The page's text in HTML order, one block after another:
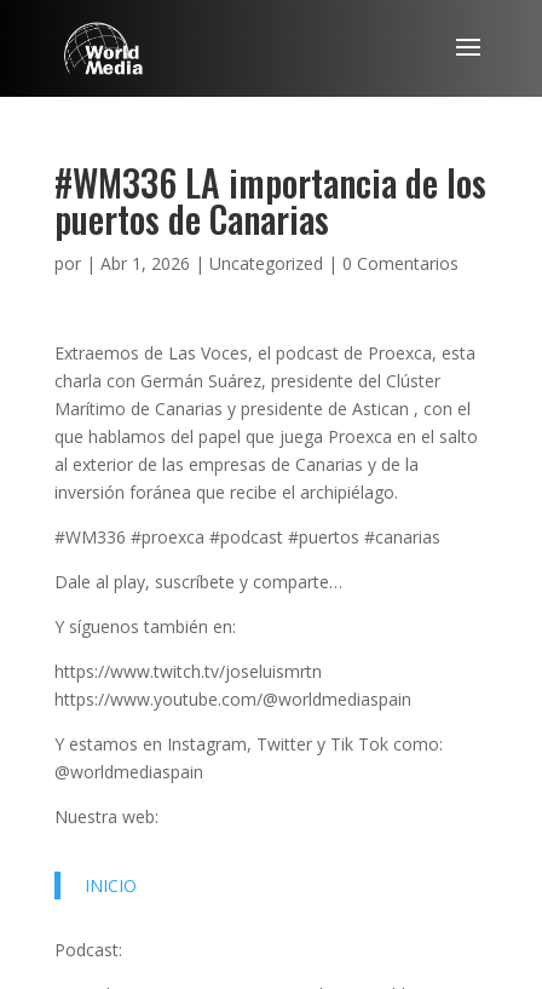
#WM336 LA importancia de los
puertos de Canarias
por | Abr 1, 2026 | Uncategorized | 0 Comentarios
Extraemos de Las Voces, el podcast de Proexca, esta
charla con Germán Suárez, presidente del Clúster
Marítimo de Canarias y presidente de Astican , con el
que hablamos del papel que juega Proexca en el salto
al exterior de las empresas de Canarias y de la
inversión foránea que recibe el archipiélago.
#WM336 #proexca #podcast #puertos #canarias
Dale al play, suscríbete y comparte…
Y síguenos también en:
https://www.twitch.tv/joseluismrtn
https://www.youtube.com/@worldmediaspain
Y estamos en Instagram, Twitter y Tik Tok como:
@worldmediaspain
Nuestra web:
INICIO
Podcast: